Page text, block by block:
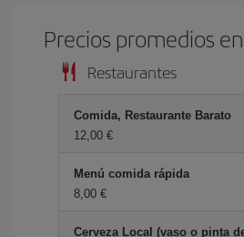
Precios promedios
Restaurantes
Comida, Restaurante Barato
12,00 €
Menú comida rápida
8,00 €
Cerveza Local (vaso o pinta